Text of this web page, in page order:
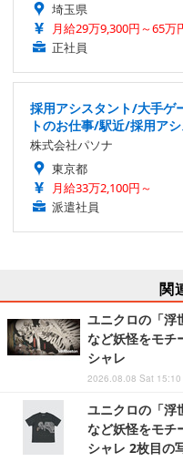
埼玉県
月給29万9,300円～65万
正社員
採用アシスタント/大手ゲ
トのお仕事/駅近/採用ア
株式会社パソナ
東京都
月給33万2,100円～
派遣社員
関
ユニクロの「浮
など妖怪をモチ
シャレ
2026.08.08 Sat 15:10
ユニクロの「浮
など妖怪をモチ
シャレ 2枚目の